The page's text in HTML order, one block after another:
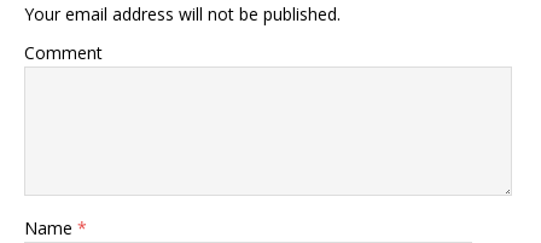
Your email address will not be published.
Comment
Name *